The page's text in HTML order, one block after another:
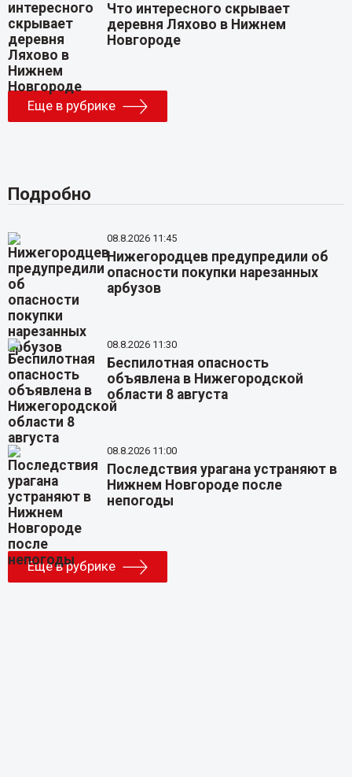
Что интересного скрывает
деревня Ляхово в Нижнем
Новгороде
Еще в рубрике
Подробно
08.8.2026 11:45
Нижегородцев предупредили об
опасности покупки нарезанных
арбузов
08.8.2026 11:30
Беспилотная опасность
объявлена в Нижегородской
области 8 августа
08.8.2026 11:00
Последствия урагана устраняют в
Нижнем Новгороде после
непогоды
Еще в рубрике